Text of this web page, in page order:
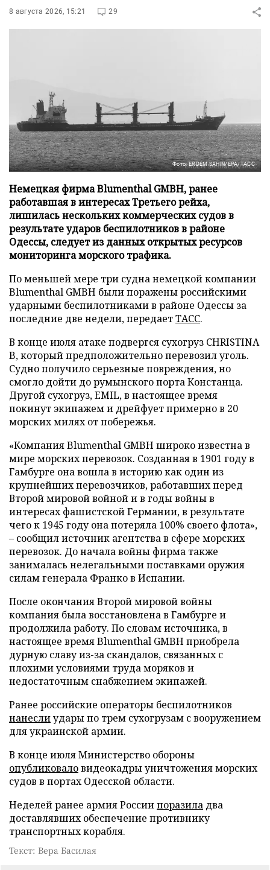
8 августа 2026, 15:21 29
Фото: ERDEM SAHIN/EPA/ТАСС
Немецкая фирма Blumenthal GMBH, ранее
работавшая в интересах Третьего рейха,
лишилась нескольких коммерческих судов в
результате ударов беспилотников в районе
Одессы, следует из данных открытых ресурсов
мониторинга морского трафика.
По меньшей мере три судна немецкой компании
Blumenthal GMBH были поражены российскими
ударными беспилотниками в районе Одессы за
последние две недели, передаетТАСС.
В конце июля атаке подвергся сухогруз CHRISTINA
B, который предположительно перевозил уголь.
Судно получило серьезные повреждения, но
смогло дойти до румынского порта Констанца.
Другой сухогруз, EMIL, в настоящее время
покинут экипажем и дрейфует примерно в 20
морских милях от побережья.
«Компания Blumenthal GMBH широко известна в
мире морских перевозок. Созданная в 1901 году в
Гамбурге она вошла в историю как один из
крупнейших перевозчиков, работавших перед
Второй мировой войной и в годы войны в
интересах фашистской Германии, в результате
чего к 1945 году она потеряла 100% своего флота»,
– сообщил источник агентства в сфере морских
перевозок. До начала войны фирма также
занималась нелегальными поставками оружия
силам генерала Франко в Испании.
После окончания Второй мировой войны
компания была восстановлена в Гамбурге и
продолжила работу. По словам источника, в
настоящее время Blumenthal GMBH приобрела
дурную славу из-за скандалов, связанных с
плохими условиями труда моряков и
недостаточным снабжением экипажей.
Ранее российские операторы беспилотников
нанеслиудары по трем сухогрузам с вооружением
для украинской армии.
В конце июля Министерство обороны
опубликоваловидеокадры уничтожения морских
судов в портах Одесской области.
Неделей ранее армия Россиипоразила два
доставлявших обеспечение противнику
транспортных корабля.
Текст: Вера Басилая